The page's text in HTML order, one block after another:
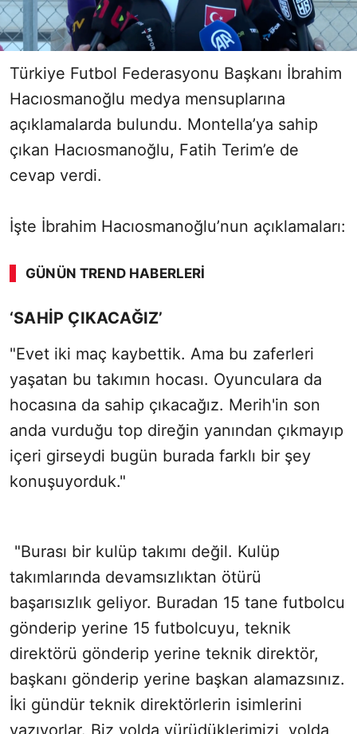
Türkiye Futbol Federasyonu Başkanı İbrahim
Hacıosmanoğlu medya mensuplarına
açıklamalarda bulundu. Montella’ya sahip
çıkan Hacıosmanoğlu, Fatih Terim’e de
cevap verdi.
İşte İbrahim Hacıosmanoğlu’nun açıklamaları:
GÜNÜN TREND HABERLERI
‘SAHİP ÇIKACAĞIZ’
"Evet iki maç kaybettik. Ama bu zaferleri
yaşatan bu takımın hocası. Oyunculara da
hocasına da sahip çıkacağız. Merih'in son
anda vurduğu top direğin yanından çıkmayıp
içeri girseydi bugün burada farklı bir şey
konuşuyorduk."
"Burası bir kulüp takımı değil. Kulüp
takımlarında devamsızlıktan ötürü
başarısızlık geliyor. Buradan 15 tane futbolcu
gönderip yerine 15 futbolcuyu, teknik
direktörü gönderip yerine teknik direktör,
başkanı gönderip yerine başkan alamazsınız.
İki gündür teknik direktörlerin isimlerini